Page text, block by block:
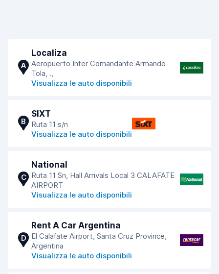
A
Localiza
Aeropuerto Inter Comandante Armando
Tola, .,
Visualizza le auto disponibili
B
SIXT
Ruta 11 s/n
Visualizza le auto disponibili
C
National
Ruta 11 Sn, Hall Arrivals Local 3 CALAFATE
AIRPORT
Visualizza le auto disponibili
D
Rent A Car Argentina
El Calafate Airport, Santa Cruz Province,
Argentina
Visualizza le auto disponibili